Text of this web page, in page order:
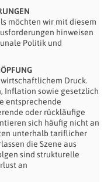
möchten wir mit diesem
hinweisen
Politik und
Druck.
Inflation sowie gesetzlich
entsprechende
oder rückläufige
sich häufig nicht an
unterhalb tariflicher
die Szene aus
sind strukturelle
an